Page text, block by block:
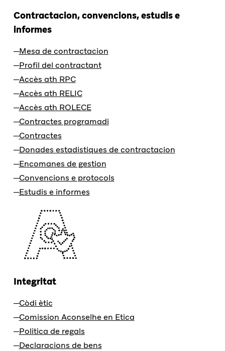
Contractacion, convencions, estudis e
informes
Mesa de contractacion
Profil del contractant
Accès ath RPC
Accès ath RELIC
Accès ath ROLECE
Contractes programadi
Contractes
Donades estadistiques de contractacion
Encomanes de gestion
Convencions e protocols
Estudis e informes
Integritat
Còdi ètic
Comission Aconselhe en Etica
Politica de regals
Declaracions de bens